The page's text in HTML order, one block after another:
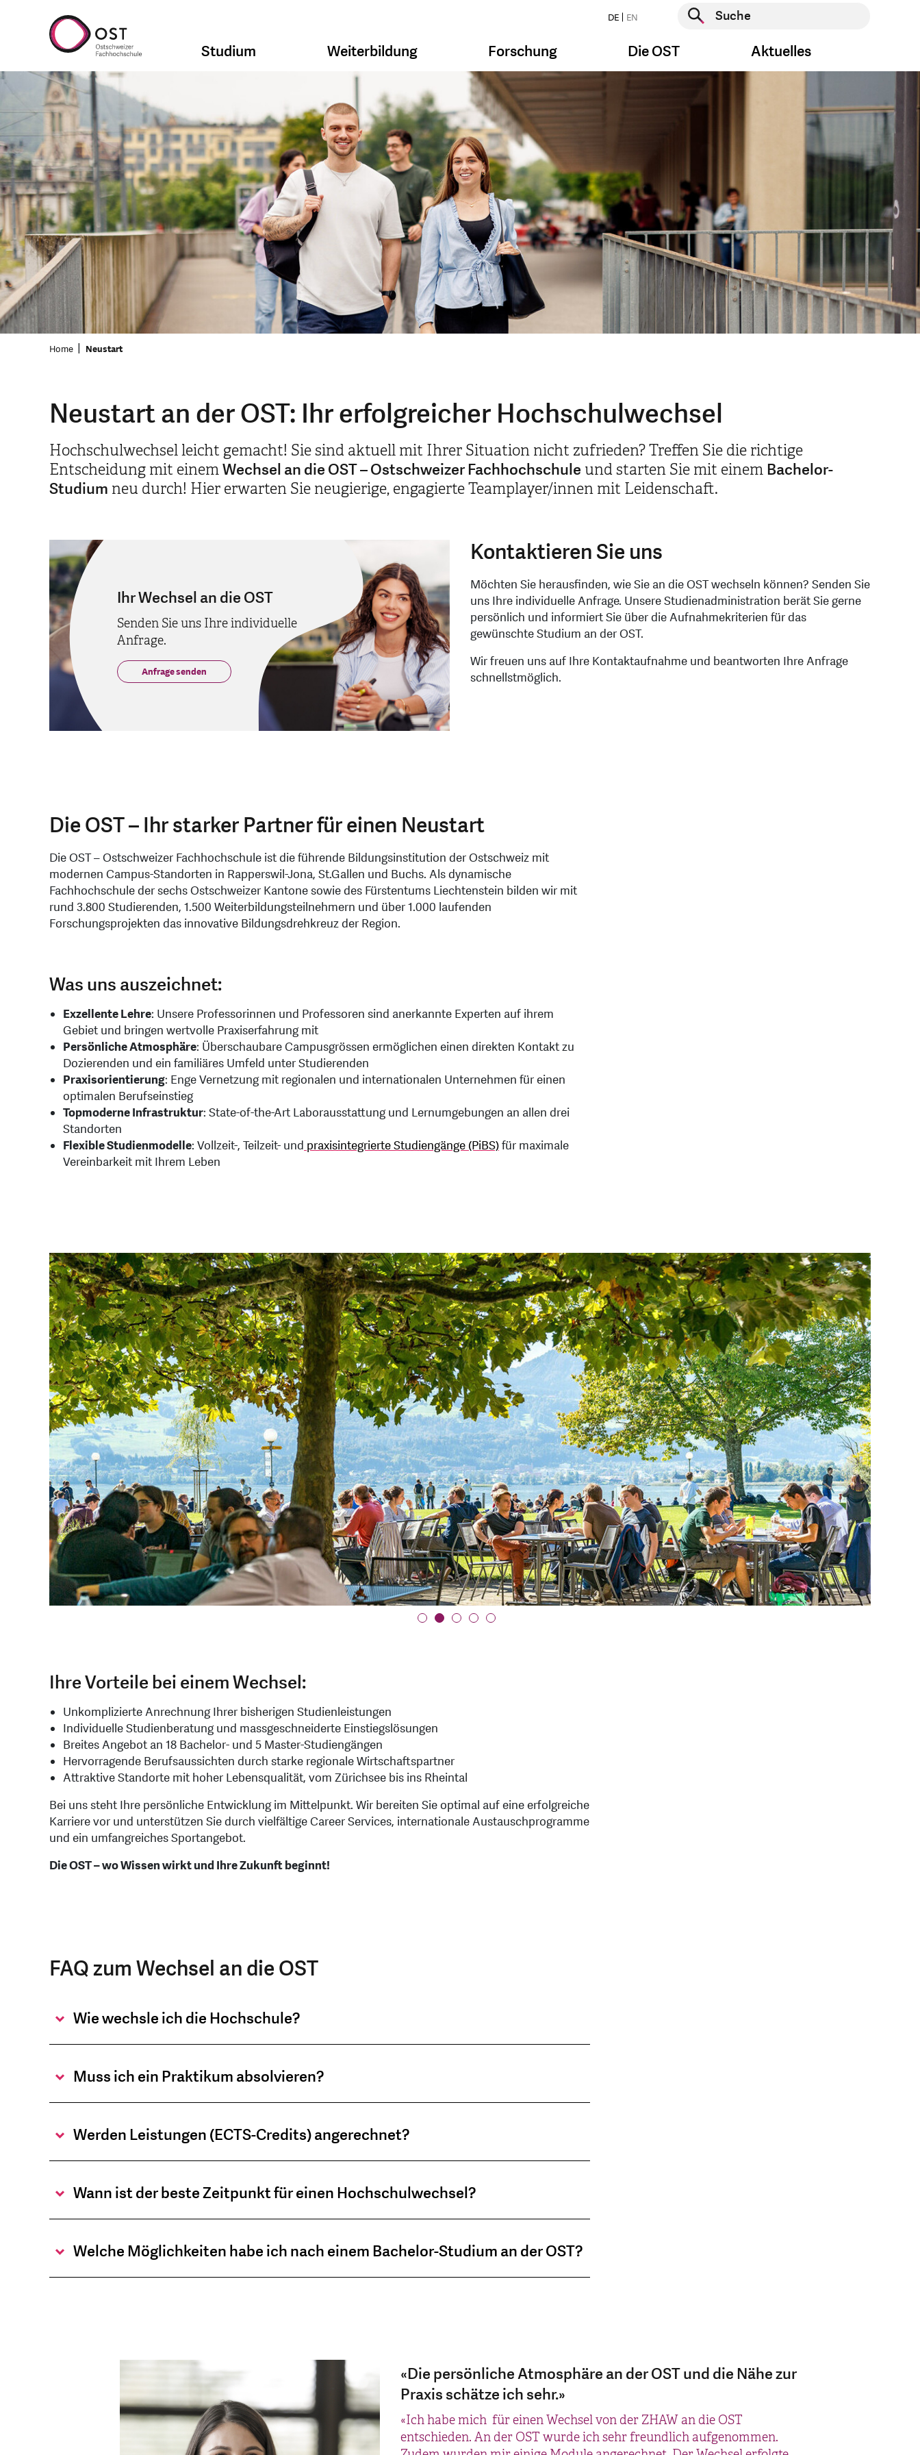
DE EN
Suche starten
Studium Weiterbildung Forschung Die OST Aktuelles
Home Neustart
Neustart an der OST: Ihr erfolgreicher Hochschulwechsel
Hochschulwechsel leicht gemacht! Sie sind aktuell mit Ihrer Situation nicht zufrieden? Treffen Sie die richtige
Entscheidung mit einemWechsel an die OST – Ostschweizer Fachhochschule und starten Sie mit einem Bachelor-
Studium neu durch! Hier erwarten Sie neugierige, engagierte Teamplayer/innen mit Leidenschaft.
Ihr Wechsel an die OST
Senden Sie uns Ihre individuelle
Anfrage.
Anfrage senden
Kontaktieren Sie uns
Möchten Sie herausfinden, wie Sie an die OST wechseln können? Senden Sie
uns Ihre individuelle Anfrage. Unsere Studienadministration berät Sie gerne
persönlich und informiert Sie über die Aufnahmekriterien für das
gewünschte Studium an der OST.
Wir freuen uns auf Ihre Kontaktaufnahme und beantworten Ihre Anfrage
schnellstmöglich.
Die OST – Ihr starker Partner für einen Neustart
Die OST – Ostschweizer Fachhochschule ist die führende Bildungsinstitution der Ostschweiz mit
modernen Campus-Standorten in Rapperswil-Jona, St.Gallen und Buchs. Als dynamische
Fachhochschule der sechs Ostschweizer Kantone sowie des Fürstentums Liechtenstein bilden wir mit
rund 3.800 Studierenden, 1.500 Weiterbildungsteilnehmern und über 1.000 laufenden
Forschungsprojekten das innovative Bildungsdrehkreuz der Region.
Was uns auszeichnet:
Exzellente Lehre: Unsere Professorinnen und Professoren sind anerkannte Experten auf ihrem
Gebiet und bringen wertvolle Praxiserfahrung mit
Persönliche Atmosphäre: Überschaubare Campusgrössen ermöglichen einen direkten Kontakt zu
Dozierenden und ein familiäres Umfeld unter Studierenden
Praxisorientierung: Enge Vernetzung mit regionalen und internationalen Unternehmen für einen
optimalen Berufseinstieg
Topmoderne Infrastruktur: State-of-the-Art Laborausstattung und Lernumgebungen an allen drei
Standorten
Flexible Studienmodelle: Vollzeit-, Teilzeit- und praxisintegrierte Studiengänge (PiBS)für maximale
Vereinbarkeit mit Ihrem Leben
Ihre Vorteile bei einem Wechsel:
Unkomplizierte Anrechnung Ihrer bisherigen Studienleistungen
Individuelle Studienberatung und massgeschneiderte Einstiegslösungen
Breites Angebot an 18 Bachelor- und 5 Master-Studiengängen
Hervorragende Berufsaussichten durch starke regionale Wirtschaftspartner
Attraktive Standorte mit hoher Lebensqualität, vom Zürichsee bis ins Rheintal
Bei uns steht Ihre persönliche Entwicklung im Mittelpunkt. Wir bereiten Sie optimal auf eine erfolgreiche
Karriere vor und unterstützen Sie durch vielfältige Career Services, internationale Austauschprogramme
und ein umfangreiches Sportangebot.
Die OST – wo Wissen wirkt und Ihre Zukunft beginnt!
FAQ zum Wechsel an die OST
Wie wechsle ich die Hochschule?
Muss ich ein Praktikum absolvieren?
Werden Leistungen (ECTS-Credits) angerechnet?
Wann ist der beste Zeitpunkt für einen Hochschulwechsel?
Welche Möglichkeiten habe ich nach einem Bachelor-Studium an der OST?
«Die Möglichkeit des engen Austauschs schätze ich sehr.»
«Nach Abschluss meines Studiums an der ZHAW und mehrjähriger
Berufstätigkeit entschied ich mich für das Physiotherapie-Studium an
«Die persönliche Atmosphäre an der OST und die Nähe zur
Praxis schätze ich sehr.»
«Ich habe mich für einen Wechsel von der ZHAW an die OST
entschieden. An der OST wurde ich sehr freundlich aufgenommen.
«Die OST bietet mir ein flexibles, zukunftsorientiertes und
persönliches Studium.»
«Bevor ich an die OST wechselte, studierte ich an der ETH. Die OST